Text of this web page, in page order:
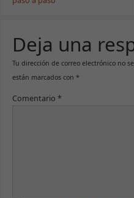
Deja una
Tu dirección de correo electrónico no
están marcados con *
Comentario *